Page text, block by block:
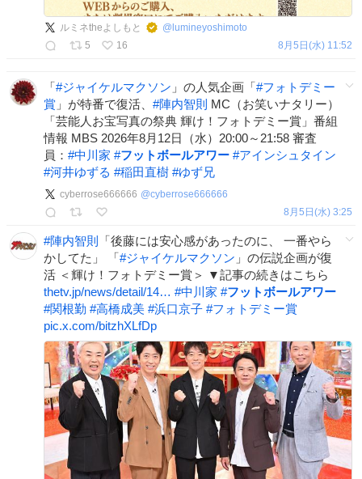
ルミネtheよしもと @ lumineyoshimoto
5
16 8月5日(水) 11:52
「#ジャイケルマクソン 」の人気企画「#フォトデミー
賞 」が特番で復活、 #陣内智則 MC（お笑いナタリー）
「芸能人お宝写真の祭典 輝け！フォトデミー賞」番組
情報 MBS 2026年8月12日（水）20:00～21:58 審査
員： #中川家 #フットボールアワー #アインシュタイン
#河井ゆずる #稲田直樹 #ゆず兄
cyberrose666666 @cyberrose666666
8月5日(水) 3:25
#陣内智則
「後藤には安心感があったのに、 一番やら
かしてた」 「#ジャイケルマクソン 」の伝説企画が復
活 ＜輝け！フォトデミー賞＞ ▼記事の続きはこちら
thetv.jp/news/detail/14… #中川家 #フットボールアワー
#関根勤 #高橋成美 #浜口京子 #フォトデミー賞
pic.x.com/bitzhXLfDp